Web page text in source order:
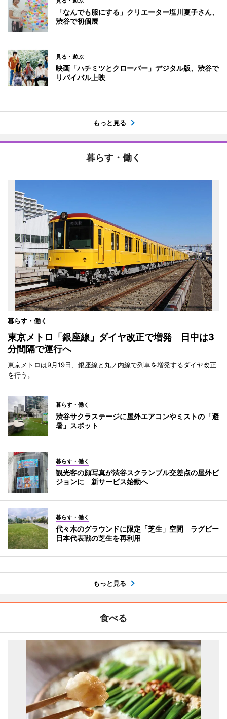
「なんでも服にする」クリエーター塩川夏子さん、
渋谷で初個展
見る・遊ぶ
映画「ハチミツとクローバー」デジタル版、渋谷で
リバイバル上映
もっと見る
暮らす・働く
暮らす・働く
東京メトロ「銀座線」ダイヤ改正で増発 日中は3
分間隔で運行へ
東京メトロは9月19日、銀座線と丸ノ内線で列車を増発するダイヤ改正
を行う。
暮らす・働く
渋谷サクラステージに屋外エアコンやミストの「避
暑」スポット
暮らす・働く
観光客の顔写真が渋谷スクランブル交差点の屋外ビ
ジョンに 新サービス始動へ
暮らす・働く
代々木のグラウンドに限定「芝生」空間 ラグビー
日本代表戦の芝生を再利用
もっと見る
食べる